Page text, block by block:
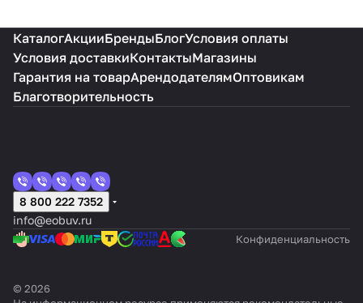
КаталогАкцииБрендыБлогУсловия оплаты
Условия доставкиКонтактыМагазины
Гарантия на товарАрендодателямОптовикам
Благотворительность
8 800 222 7352
info@eobuv.ru
Конфиденциальность
© 2026